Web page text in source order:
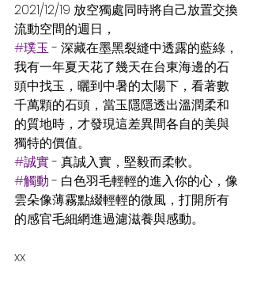
2021/12/19 放空獨處同時將自己放置交換
流動空間的週日，
#璞玉 - 深藏在墨黑裂縫中透露的藍綠，
我有一年夏天花了幾天在台東海邊的石
頭中找玉，曬到中暑的太陽下，看著數
千萬顆的石頭，當玉隱隱透出溫潤柔和
的質地時，才發現這差異間各自的美與
獨特的價值。
#誠實 - 真誠入實，堅毅而柔軟。
#觸動 - 白色羽毛輕輕的進入你的心，像
雲朵像薄霧點綴輕輕的微風，打開所有
的感官毛細網進過濾滋養與感動。
xx